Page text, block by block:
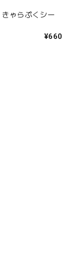
ゃらぷくシー
¥660